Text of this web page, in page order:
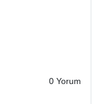
0 Yorum